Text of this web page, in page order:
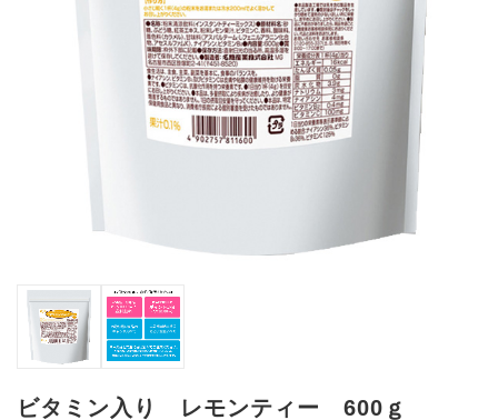
ビタミン入り レモンティー 600ｇ